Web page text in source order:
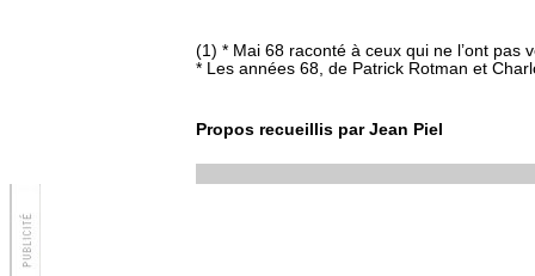
(1) * Mai 68 raconté à ceux qui ne l’ont pas
* Les années 68, de Patrick Rotman et
Propos recueillis par Jean Piel